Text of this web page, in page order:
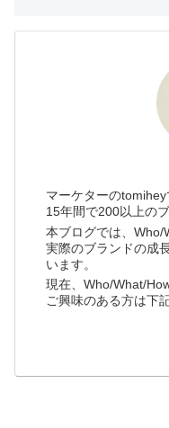
マーケターのtomihey
15年間で200以上の
本ブログでは、Who/
実際のブランドの成
います。
現在、Who/What/
ご興味のある方は下